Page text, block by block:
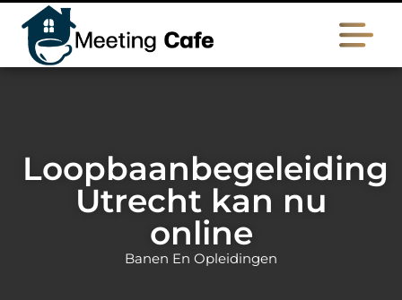
Loopbaanbegeleiding
Utrecht kan nu
online
Banen En Opleidingen